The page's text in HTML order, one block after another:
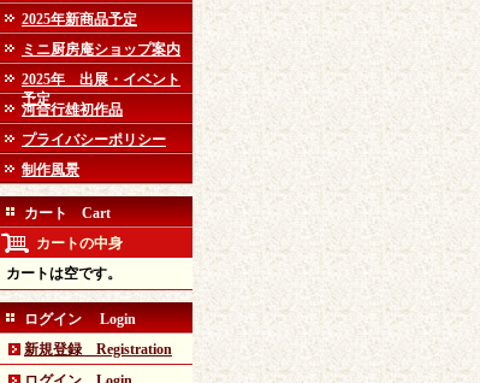
2025年新商品予定
ミニ厨房庵ショップ案内
2025年 出展・イベント
予定
河合行雄初作品
プライバシーポリシー
制作風景
カート Cart
カートの中身
カートは空です。
ログイン Login
新規登録 Registration